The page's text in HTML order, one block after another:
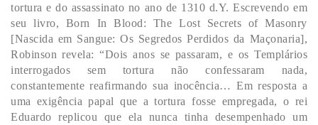
tortura e do assassinato no ano de 1310 d.Y. Escrevendo em
seu livro, Born In Blood: The Lost Secrets of Masonry
[Nascida em Sangue: Os Segredos Perdidos da Maçonaria],
Robinson revela: “Dois anos se passaram, e os Templários
interrogados sem tortura não confessaram nada,
constantemente reafirmando sua inocência… Em resposta a
uma exigência papal que a tortura fosse empregada, o rei
Eduardo replicou que ela nunca tinha desempenhado um